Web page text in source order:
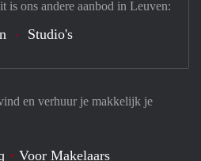
en verhuur je makkelijk je
Voor Makelaars
is ons andere aanbod in Leuven:
Studio's